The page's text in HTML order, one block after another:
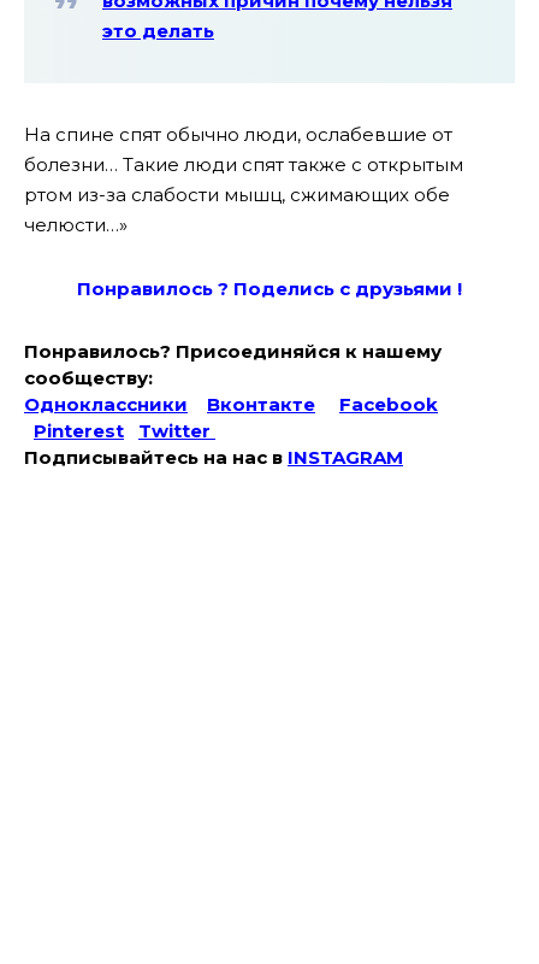
это делать
На спине спят обычно люди, ослабевшие от
болезни… Такие люди спят также с открытым
ртом из-за слабости мышц, сжимающих обе
челюсти…»
Понравилось ? Поделись с друзьями !
Понравилось? Присоединяйся к нашему
сообществу:
Одноклассники
Вконтакте
Facebook
Pinterest
Twitter
Подписывайтесь на наc в INSTAGRAM